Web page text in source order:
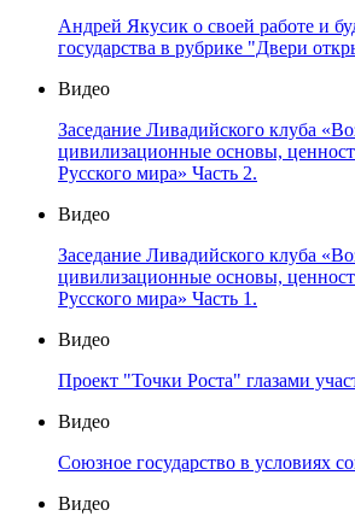
Андрей Якусик о своей работе и
государства в рубрике "Двери
Видео
Заседание Ливадийского клуба
цивилизационные основы,
Русского мира» Часть 2.
Видео
Заседание Ливадийского клуба
цивилизационные основы,
Русского мира» Часть 1.
Видео
Проект "Точки Роста" глазами
Видео
Союзное государство в условиях
Видео